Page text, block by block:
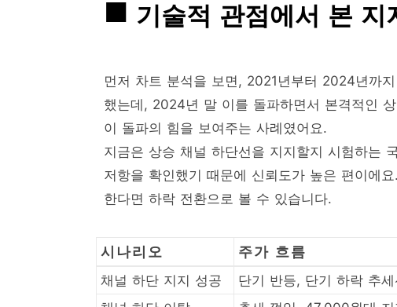
기술적 관점에서 본 지
먼저 차트 분석을 보면, 2021년부터 2024년까
했는데, 2024년 말 이를 돌파하면서 본격적인
이 돌파의 힘을 보여주는 사례였어요.
지금은 상승 채널 하단선을 지지할지 시험하는
저항을 확인했기 때문에 신뢰도가 높은 편이에
한다면 하락 전환으로 볼 수 있습니다.
시나리오 주가 흐름
채널 하단 지지 성공 단기 반등, 단기 하락 추